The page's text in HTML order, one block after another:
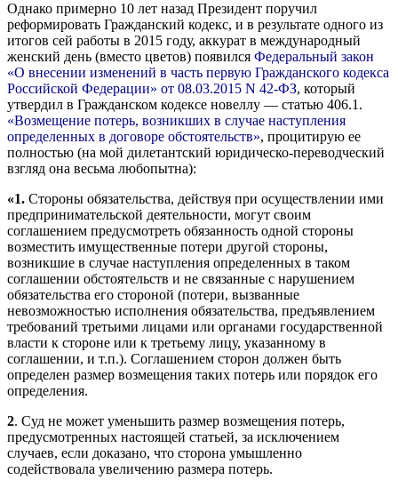
Однако примерно 10 лет назад Президент поручил
реформировать Гражданский кодекс, и в результате одного из
итогов сей работы в 2015 году, аккурат в международный
женский день (вместо цветов) появился Федеральный закон
«О внесении изменений в часть первую Гражданского кодекса
Российской Федерации» от 08.03.2015 N 42-ФЗ, который
утвердил в Гражданском кодексе новеллу — статью 406.1.
«Возмещение потерь, возникших в случае наступления
определенных в договоре обстоятельств», процитирую ее
полностью (на мой дилетантский юридическо-переводческий
взгляд она весьма любопытна):
«1. Стороны обязательства, действуя при осуществлении ими
предпринимательской деятельности, могут своим
соглашением предусмотреть обязанность одной стороны
возместить имущественные потери другой стороны,
возникшие в случае наступления определенных в таком
соглашении обстоятельств и не связанные с нарушением
обязательства его стороной (потери, вызванные
невозможностью исполнения обязательства, предъявлением
требований третьими лицами или органами государственной
власти к стороне или к третьему лицу, указанному в
соглашении, и т.п.). Соглашением сторон должен быть
определен размер возмещения таких потерь или порядок его
определения.
2. Суд не может уменьшить размер возмещения потерь,
предусмотренных настоящей статьей, за исключением
случаев, если доказано, что сторона умышленно
содействовала увеличению размера потерь.